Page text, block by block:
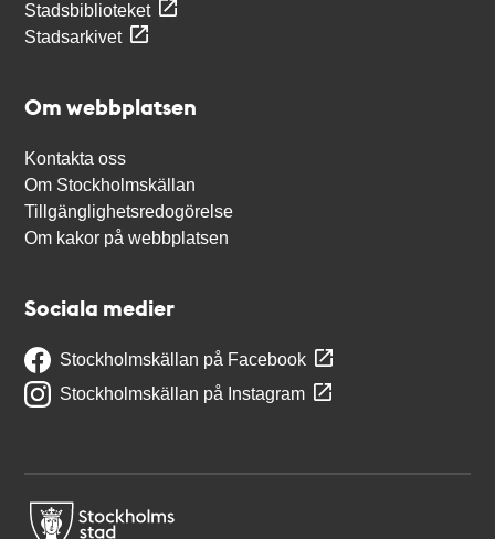
Stadsbiblioteket
Stadsarkivet
Om webbplatsen
Kontakta oss
Om Stockholmskällan
Tillgänglighetsredogörelse
Om kakor på webbplatsen
Sociala medier
Stockholmskällan på Facebook
Stockholmskällan på Instagram